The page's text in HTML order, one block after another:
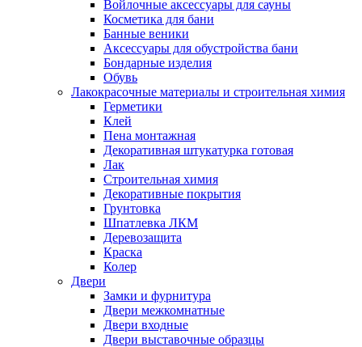
Войлочные аксессуары для сауны
Косметика для бани
Банные веники
Аксессуары для обустройства бани
Бондарные изделия
Обувь
Лакокрасочные материалы и строительная химия
Герметики
Клей
Пена монтажная
Декоративная штукатурка готовая
Лак
Строительная химия
Декоративные покрытия
Грунтовка
Шпатлевка ЛКМ
Деревозащита
Краска
Колер
Двери
Замки и фурнитура
Двери межкомнатные
Двери входные
Двери выставочные образцы